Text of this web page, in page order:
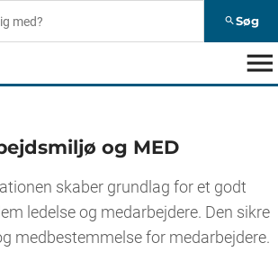
search Søg
menu
og MED
skaber grundlag for et godt
ledelse og medarbejdere. Den sikre
medbestemmelse for medarbejdere.